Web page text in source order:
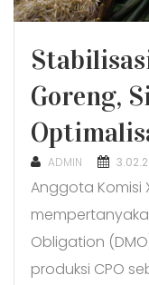
Goreng,
ADMIN
Anggota Komisi
Obligation
produksi CPO